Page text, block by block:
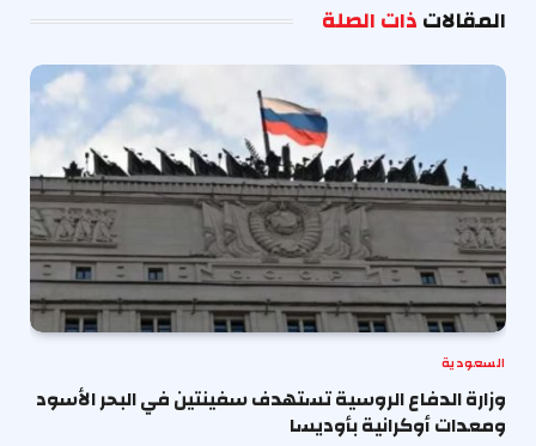
المقالاتذات الصلة
السعودية
وزارة الدفاع الروسية تستهدف سفينتين في البحر الأسود
ومعدات أوكرانية بأوديسا